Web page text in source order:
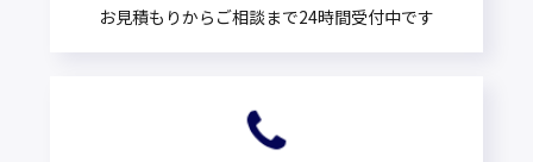
お見積もりからご相談まで24時間受付中です